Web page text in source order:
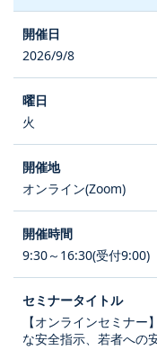
2026/9/8
火
オンライン(Zoom)
9:30～16:30(受付9:00)
【オンラインセミナ
な安全指示、若者への